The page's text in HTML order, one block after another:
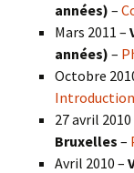
années) –
Mars 2011 –
années) –
Octobre
Introduction
27 avril 2010
Bruxelles –
Avril 2010 –